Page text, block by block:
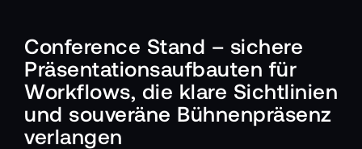
Conference Stand – sichere
Präsentationsaufbauten für
Workflows, die klare Sichtlinien
und souveräne Bühnenpräsenz
verlangen